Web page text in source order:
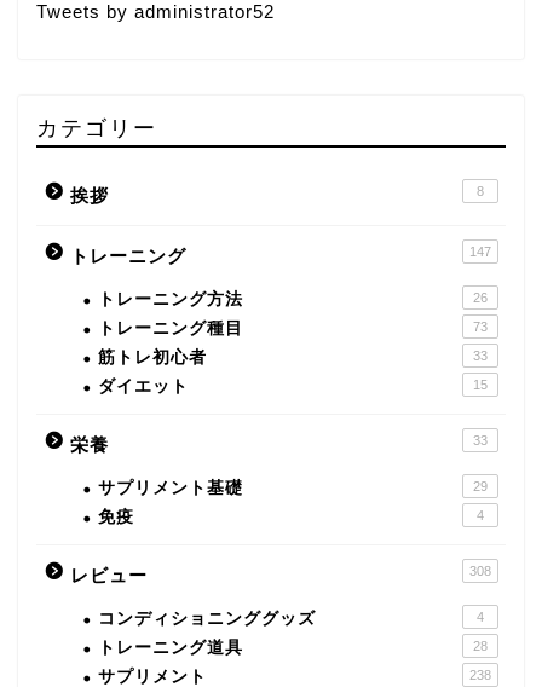
Tweets by administrator52
カテゴリー
挨拶 8
トレーニング 147
トレーニング方法 26
トレーニング種目 73
筋トレ初心者 33
ダイエット 15
栄養 33
サプリメント基礎 29
免疫 4
レビュー 308
コンディショニンググッズ 4
トレーニング道具 28
サプリメント 238